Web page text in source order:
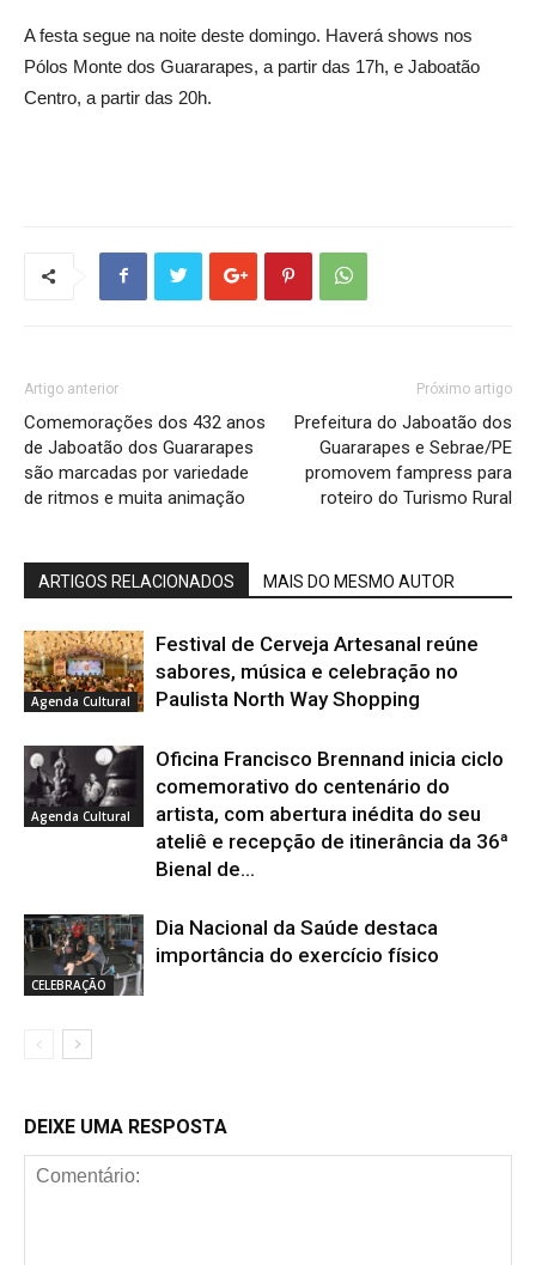
A festa segue na noite deste domingo. Haverá shows nos
Pólos Monte dos Guararapes, a partir das 17h, e Jaboatão
Centro, a partir das 20h.
Artigo anterior
Comemorações dos 432 anos
de Jaboatão dos Guararapes
são marcadas por variedade
de ritmos e muita animação
Próximo artigo
Prefeitura do Jaboatão dos
Guararapes e Sebrae/PE
promovem fampress para
roteiro do Turismo Rural
ARTIGOS RELACIONADOS MAIS DO MESMO AUTOR
Agenda Cultural
Festival de Cerveja Artesanal reúne
sabores, música e celebração no
Paulista North Way Shopping
Agenda Cultural
Oficina Francisco Brennand inicia ciclo
comemorativo do centenário do
artista, com abertura inédita do seu
ateliê e recepção de itinerância da 36ª
Bienal de...
CELEBRAÇÃO
Dia Nacional da Saúde destaca
importância do exercício físico
DEIXE UMA RESPOSTA